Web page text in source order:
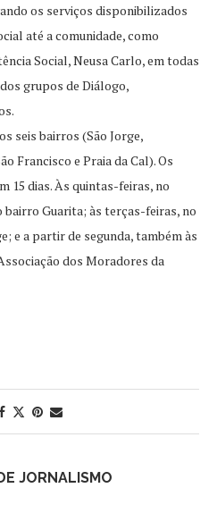
os serviços disponibilizados
até a comunidade, como
Social, Neusa Carlo, em todas
grupos de Diálogo,
seis bairros (São Jorge,
Francisco e Praia da Cal). Os
15 dias. Às quintas-feiras, no
bairro Guarita; às terças-feiras, no
e a partir de segunda, também às
dos Moradores da
JORNALISMO